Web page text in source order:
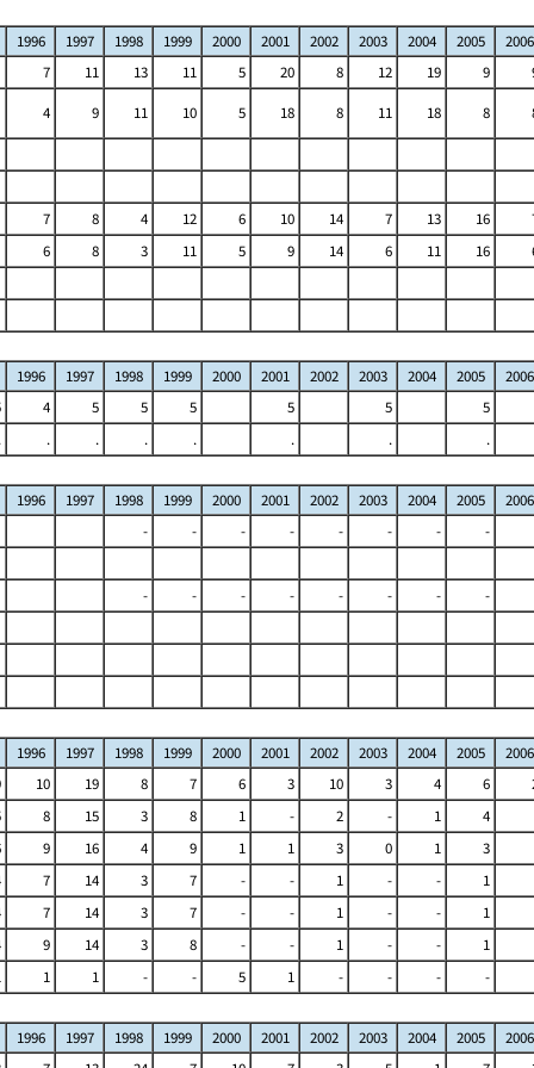
1996 1997 1998 1999 2000 2001 2002 2003 2004 2005
2006
7 11 13 11 5 20 8 12 19 9
4 9 11 10 5 18 8 11 18 8
7 8 4 12 6 10 14 7 13 16
6 8 3 11 5 9 14 6 11 16
1996 1997 1998 1999 2000 2001 2002 2003 2004 2005
2006
4 5 5 5 5 5
5
. . . . . . .
.
1996 1997 1998 1999 2000 2001 2002 2003 2004 2005
2006
- - - - - - -
-
- - - - - - -
-
1996 1997 1998 1999 2000 2001 2002 2003 2004 2005
2006
10 19 8 7 6 3 10 3 4 6
8 15 3 8 1 - 2 - 1
4
9 16 4 9 1 1 3 0 1
3
7 14 3 7 - - 1 - -
1
7 14 3 7 - - 1 - -
1
9 14 3 8 - - 1 - -
1
1 1 - - 5 1 - - -
-
1996 1997 1998 1999 2000 2001 2002 2003 2004 2005
2006